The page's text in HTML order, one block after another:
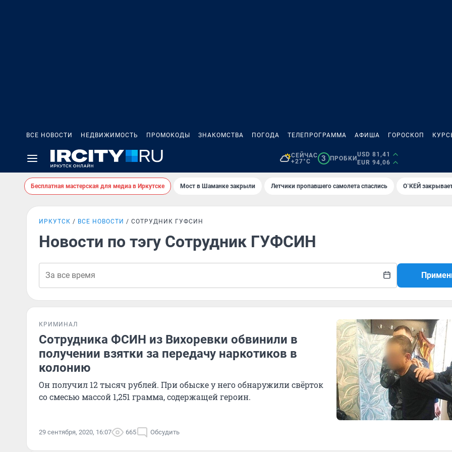
ВСЕ НОВОСТИ НЕДВИЖИМОСТЬ ПРОМОКОДЫ ЗНАКОМСТВА ПОГОДА ТЕЛЕПРОГРАММА АФИША ГОРОСКОП
СЕЙЧАС
+27°C
3 ПРОБКИ
USD 81,41
EUR 94,06
Бесплатная мастерская для медиа в Иркутске Мост в Шаманке закрыли Летчики пропавшего самолета спаслись О`КЕЙ
ИРКУТСК ВСЕ НОВОСТИ СОТРУДНИК ГУФСИН
Новости по тэгу Сотрудник ГУФСИН
КРИМИНАЛ
Сотрудника ФСИН из Вихоревки обвинили в
получении взятки за передачу наркотиков в
колонию
Он получил 12 тысяч рублей. При обыске у него обнаружили свёрток
со смесью массой 1,251 грамма, содержащей героин.
29 сентября, 2020, 16:07 665 Обсудить